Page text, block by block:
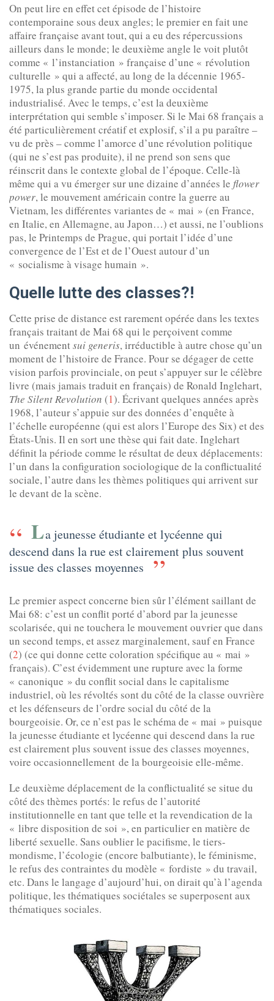
On peut lire en effet cet épisode de l’histoire
contemporaine sous deux angles; le premier en fait une
affaire française avant tout, qui a eu des répercussions
ailleurs dans le monde; le deuxième angle le voit plutôt
comme « l’instanciation » française d’une « révolution
culturelle » qui a affecté, au long de la décennie 1965-
1975, la plus grande partie du monde occidental
industrialisé. Avec le temps, c’est la deuxième
interprétation qui semble s’imposer. Si le Mai 68 français a
été particulièrement créatif et explosif, s’il a pu paraître –
vu de près – comme l’amorce d’une révolution politique
(qui ne s’est pas produite), il ne prend son sens que
réinscrit dans le contexte global de l’époque. Celle-là
même qui a vu émerger sur une dizaine d’années le flower
power, le mouvement américain contre la guerre au
Vietnam, les différentes variantes de « mai » (en France,
en Italie, en Allemagne, au Japon…) et aussi, ne l’oublions
pas, le Printemps de Prague, qui portait l’idée d’une
convergence de l’Est et de l’Ouest autour d’un
« socialisme à visage humain ».
Quelle lutte des classes?!
Cette prise de distance est rarement opérée dans les textes
français traitant de Mai 68 qui le perçoivent comme
un événementsui generis, irréductible à autre chose qu’un
moment de l’histoire de France. Pour se dégager de cette
vision parfois provinciale, on peut s’appuyer sur le célèbre
livre (mais jamais traduit en français) de Ronald Inglehart,
The Silent Revolution (1). Écrivant quelques années après
1968, l’auteur s’appuie sur des données d’enquête à
l’échelle européenne (qui est alors l’Europe des Six) et des
États-Unis. Il en sort une thèse qui fait date. Inglehart
définit la période comme le résultat de deux déplacements:
l’un dans la configuration sociologique de la conflictualité
sociale, l’autre dans les thèmes politiques qui arrivent sur
le devant de la scène.
La jeunesse étudiante et lycéenne qui
descend dans la rue est clairement plus souvent
issue des classes moyennes
Le premier aspect concerne bien sûr l’élément saillant de
Mai 68: c’est un conflit porté d’abord par la jeunesse
scolarisée, qui ne touchera le mouvement ouvrier que dans
un second temps, et assez marginalement, sauf en France
(2) (ce qui donne cette coloration spécifique au « mai »
français). C’est évidemment une rupture avec la forme
« canonique » du conflit social dans le capitalisme
industriel, où les révoltés sont du côté de la classe ouvrière
et les défenseurs de l’ordre social du côté de la
bourgeoisie. Or, ce n’est pas le schéma de « mai » puisque
la jeunesse étudiante et lycéenne qui descend dans la rue
est clairement plus souvent issue des classes moyennes,
voire occasionnellement de la bourgeoisie elle-même.
Le deuxième déplacement de la conflictualité se situe du
côté des thèmes portés: le refus de l’autorité
institutionnelle en tant que telle et la revendication de la
« libre disposition de soi », en particulier en matière de
liberté sexuelle. Sans oublier le pacifisme, le tiers-
mondisme, l’écologie (encore balbutiante), le féminisme,
le refus des contraintes du modèle « fordiste » du travail,
etc. Dans le langage d’aujourd’hui, on dirait qu’à l’agenda
politique, les thématiques sociétales se superposent aux
thématiques sociales.